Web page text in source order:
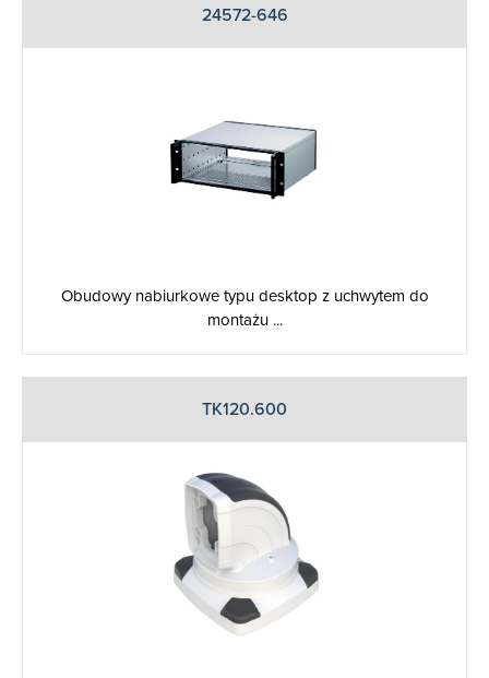
24572-646
Obudowy nabiurkowe typu desktop z uchwytem do
montażu ...
TK120.600